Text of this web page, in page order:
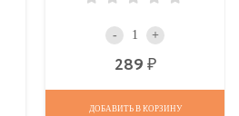
- +
289
ДОБАВИТЬ В КОРЗИНУ